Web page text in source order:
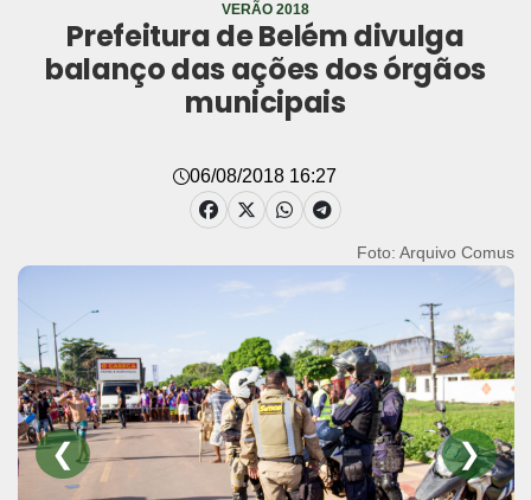
VERÃO 2018
Prefeitura de Belém divulga
balanço das ações dos órgãos
municipais
06/08/2018 16:27
Foto: Arquivo Comus
❮ ❯